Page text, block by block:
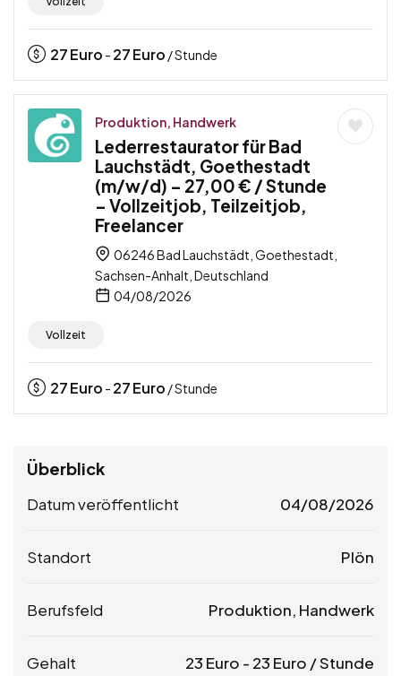
27Euro - 27Euro / Stunde
Produktion, Handwerk
Lederrestaurator für Bad
Lauchstädt, Goethestadt
(m/w/d) – 27,00 € / Stunde
– Vollzeitjob, Teilzeitjob,
Freelancer
06246 Bad Lauchstädt, Goethestadt,
Sachsen-Anhalt, Deutschland
04/08/2026
Vollzeit
27Euro - 27Euro / Stunde
Überblick
Datum veröffentlicht 04/08/2026
Standort Plön
Berufsfeld Produktion, Handwerk
Gehalt 23 Euro - 23 Euro / Stunde